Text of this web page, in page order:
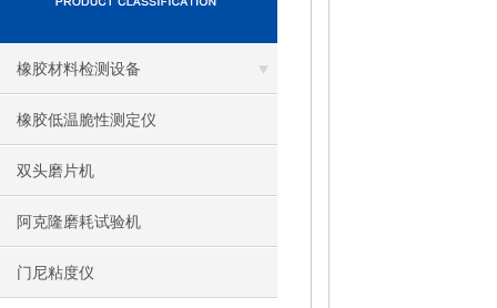
橡胶材料检测设备
橡胶低温脆性测定仪
双头磨片机
阿克隆磨耗试验机
门尼粘度仪